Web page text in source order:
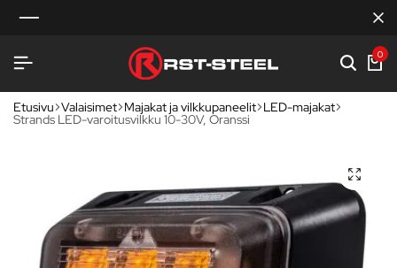
0
Etusivu Valaisimet Majakat ja vilkkupaneelit LED-majakat
Strands LED-varoitusvilkku 10-30V, Oranssi